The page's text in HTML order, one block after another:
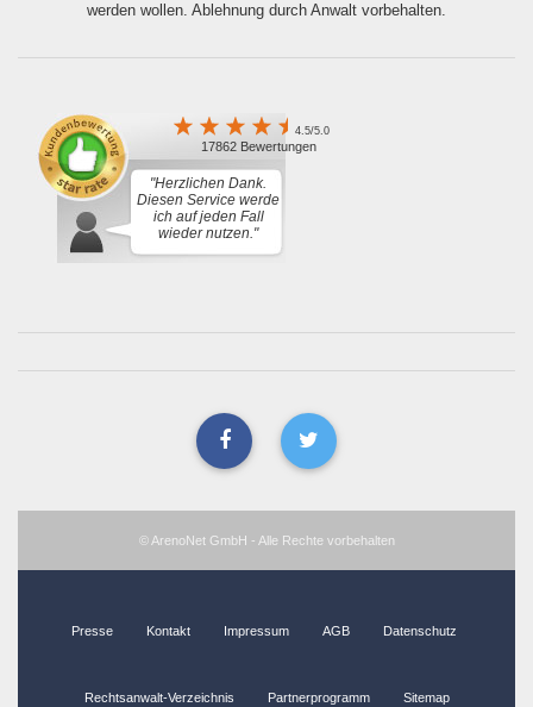
werden wollen. Ablehnung durch Anwalt vorbehalten.
4.5/5.0
17862 Bewertungen
"Herzlichen Dank.
Diesen Service werde
ich auf jeden Fall
wieder nutzen."
© ArenoNet GmbH - Alle Rechte vorbehalten
Presse Kontakt Impressum AGB Datenschutz
Rechtsanwalt-Verzeichnis Partnerprogramm Sitemap